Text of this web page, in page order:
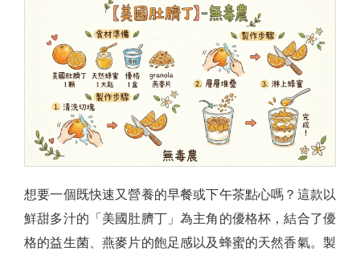
想要一個既快速又營養的早餐或下午茶點心嗎？這款以
鮮甜多汁的「美國肚臍丁」為主角的優格杯，結合了優
格的益生菌、燕麥片的飽足感以及蜂蜜的天然香氣。製